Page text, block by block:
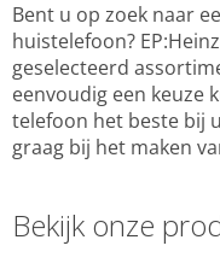
Bent u op zoek naar
huistelefoon?
geselecteerd
eenvoudig een keuze
telefoon het beste bij
graag bij het maken
Bekijk onze